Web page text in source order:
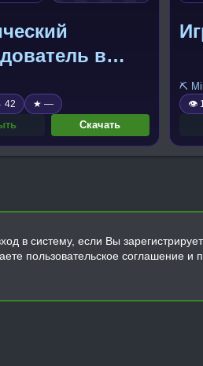
в
42 ★ —
Скачать
⛏️
👁
в систему, если Вы
пользовательское соглашение и